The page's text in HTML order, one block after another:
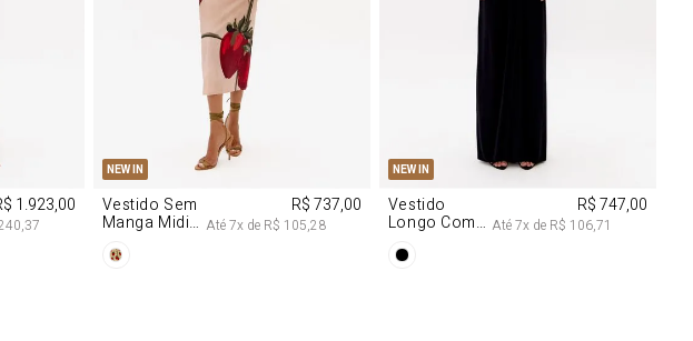
1.923,00
NEW IN
PP M
Vestido Sem
Manga Midi
Morango
R$ 737,00
Até7x de R$ 105,28
NEW IN
PP M
Vestido
Longo Com
Na Frente
R$ 747,00
Até7x de R$ 106,71